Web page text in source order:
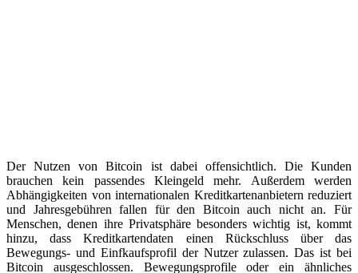
Der Nutzen von Bitcoin ist dabei offensichtlich. Die Kunden
brauchen kein passendes Kleingeld mehr. Außerdem werden
Abhängigkeiten von internationalen Kreditkartenanbietern reduziert
und Jahresgebühren fallen für den Bitcoin auch nicht an. Für
Menschen, denen ihre Privatsphäre besonders wichtig ist, kommt
hinzu, dass Kreditkartendaten einen Rückschluss über das
Bewegungs- und Einfkaufsprofil der Nutzer zulassen. Das ist bei
Bitcoin ausgeschlossen. Bewegungsprofile oder ein ähnliches